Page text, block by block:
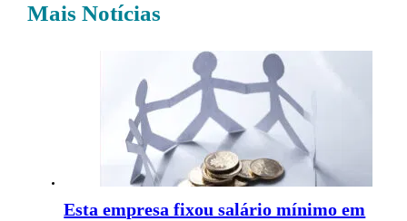
Mais Notícias
Esta empresa fixou salário mínimo em